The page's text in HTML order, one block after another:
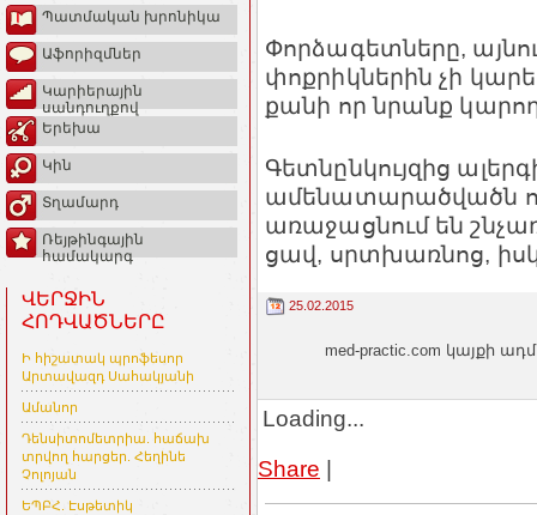
Պատմական խրոնիկա
Աֆորիզմներ
Կարիերային
սանդուղքով
Երեխա
Կին
Տղամարդ
Ռեյթինգային
համակարգ
ՎԵՐՋԻՆ
ՀՈԴՎԱԾՆԵՐԸ
Ի հիշատակ պրոֆեսոր
Արտավազդ Սահակյանի
Ամանոր
Դենսիտոմետրիա. հաճախ
տրվող հարցեր. Հեղինե
Չոլոյան
ԵՊԲՀ. Էսթետիկ
Փորձագետները,
փոքրիկներին չի
քանի որ նրանք
Գետնընկույզից
ամենատարածվածն
առաջացնում են
ցավ, սրտխառնոց,
25.02.2015
med-practic.com կայքի
Loading...
Share |